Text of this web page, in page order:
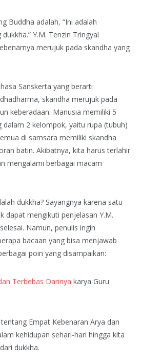
Buddha adalah, “Ini adalah
Y.M. Tenzin Tringyal
merujuk pada skandha yang
Sanskerta yang berarti
skandha merujuk pada
keberadaan. Manusia memiliki 5
dalam 2 kelompok, yaitu rupa (tubuh)
di samsara memiliki skandha
batin. Akibatnya, kita harus terlahir
mengalami berbagai macam
dukkha? Sayangnya karena satu
dapat mengikuti penjelasan Y.M.
Namun, penulis ingin
bacaan yang bisa menjawab
poin yang disampaikan:
Terbebas Darinya karya Guru
Empat Kebenaran Arya dan
kehidupan sehari-hari hingga kita
dukkha.